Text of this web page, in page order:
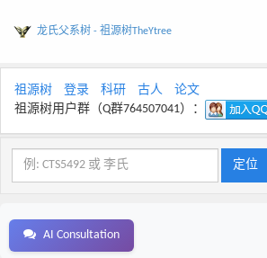
龙氏父系树 - 祖源树TheYtree
祖源树 登录 科研 古人
论文
祖源树用户群（Q群764507041）：
AI Consultation